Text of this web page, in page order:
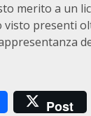
merito a un
visto presenti
Post